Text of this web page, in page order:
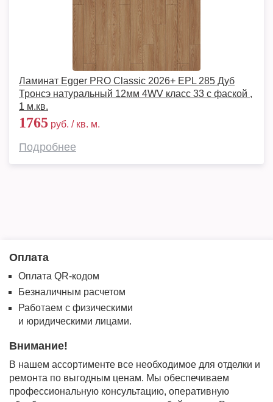
Ламинат Egger PRO Classic 2026+ EPL 285 Дуб
Тронсэ натуральный 12мм 4WV класс 33 с фаской ,
1 м.кв.
1765 руб. / кв. м.
Подробнее
Оплата
Оплата QR-кодом
Безналичным расчетом
Работаем с физическими
и юридическими лицами.
Внимание!
В нашем ассортименте все необходимое для отделки и
ремонта по выгодным ценам. Мы обеспечиваем
профессиональную консультацию, оперативную